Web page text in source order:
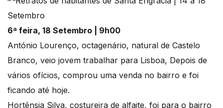
6ª feira, 18 Setembro | 9h00
António Lourenço, octagenário, natural de Castelo
Branco, veio jovem trabalhar para Lisboa, Depois de
vários ofícios, comprou uma venda no bairro e foi
ficando até hoje.
Hortênsia Silva, costureira de alfaite, foi para o bairro